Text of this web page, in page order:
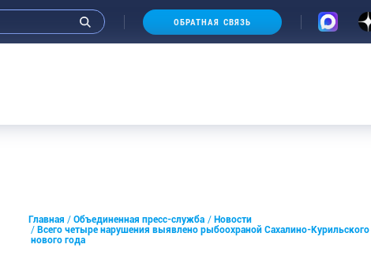
СМИ
ОБРАТНАЯ СВЯЗЬ
Главная Объединенная пресс-служба
Новости
Всего четыре нарушения выявлено рыбоохраной Сахалино-
нового года